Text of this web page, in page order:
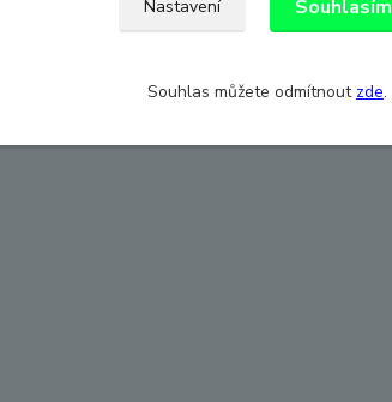
Nastavení Souhlasím
Souhlas můžete odmítnout zde.